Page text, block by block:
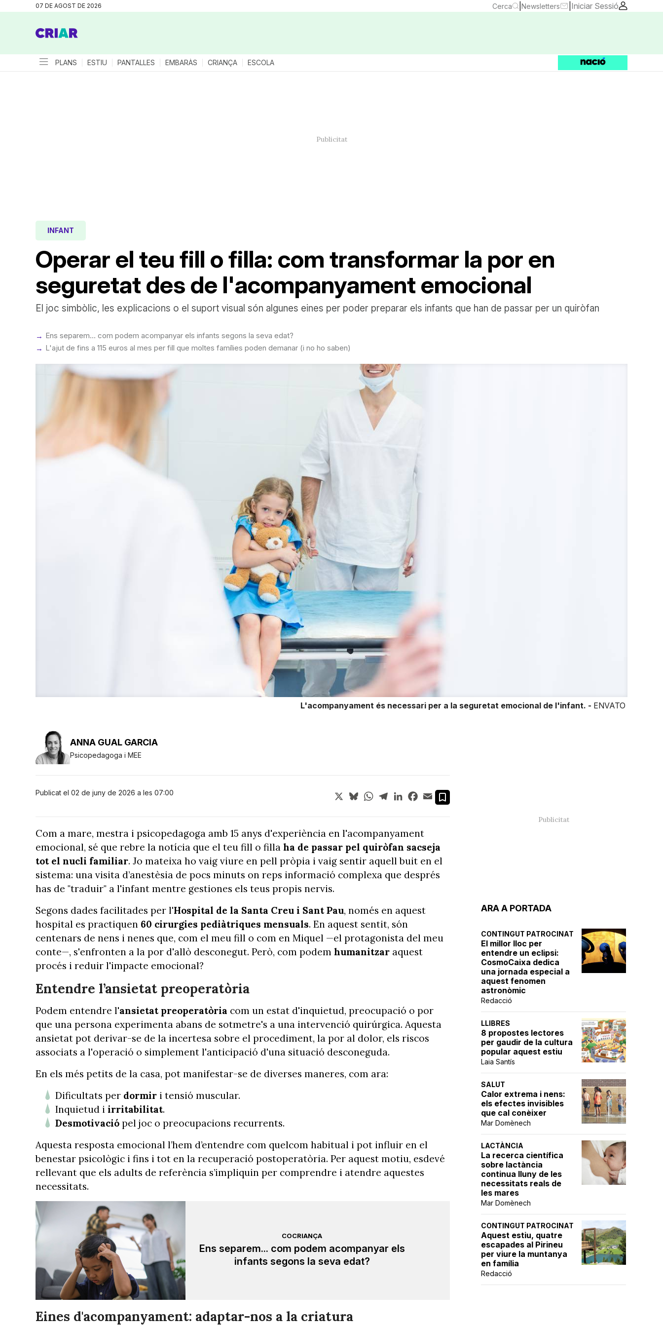
07 DE AGOST DE 2026 Cerca Newsletters Iniciar Sessió
PLANS ESTIU PANTALLES EMBARÀS CRIANÇA ESCOLA
Operar el teu fill o filla: com transformar la por en
seguretat des de l'acompanyament emocional
INFANT
El joc simbòlic, les explicacions o el suport visual són algunes eines per poder preparar els infants que han de passar per un quiròfan
Ens separem... com podem acompanyar els infants segons la seva edat?
L'ajut de fins a 115 euros al mes per fill que moltes famílies poden demanar (i no ho saben)
L'acompanyament és necessari per a la seguretat emocional de l'infant. - ENVATO
ARA A PORTADA
CONTINGUT PATROCINAT
El millor lloc per
entendre un eclipsi:
CosmoCaixa dedica
una jornada especial a
aquest fenomen
astronòmic
Redacció
LLIBRES
8 propostes lectores
per gaudir de la cultura
popular aquest estiu
Laia Santís
SALUT
Calor extrema i nens:
els efectes invisibles
que cal conèixer
Mar Domènech
LACTÀNCIA
La recerca científica
sobre lactància
continua lluny de les
necessitats reals de
les mares
Mar Domènech
CONTINGUT PATROCINAT
Aquest estiu, quatre
escapades al Pirineu
per viure la muntanya
en família
Redacció
ANNA GUAL GARCIA
Psicopedagoga i MEE
Publicat el 02 de juny de 2026 a les 07:00 X BlueskyWhatsApp
TelegramLinkedInFacebook
Email
Com a mare, mestra i psicopedagoga amb 15 anys d'experiència en l'acompanyament
emocional, sé que rebre la notícia que el teu fill o filla ha de passar pel quiròfan sacseja
tot el nucli familiar. Jo mateixa ho vaig viure en pell pròpia i vaig sentir aquell buit en el
sistema: una visita d’anestèsia de pocs minuts on reps informació complexa que després
has de "traduir" a l'infant mentre gestiones els teus propis nervis.
Segons dades facilitades per l'Hospital de la Santa Creu i Sant Pau, només en aquest
hospital es practiquen 60 cirurgies pediàtriques mensuals. En aquest sentit, són
centenars de nens i nenes que, com el meu fill o com en Miquel —el protagonista del meu
conte—, s'enfronten a la por d'allò desconegut. Però, com podem humanitzar aquest
procés i reduir l'impacte emocional?
Entendre l’ansietat preoperatòria
Podem entendre l'ansietat preoperatòria com un estat d'inquietud, preocupació o por
que una persona experimenta abans de sotmetre's a una intervenció quirúrgica. Aquesta
ansietat pot derivar-se de la incertesa sobre el procediment, la por al dolor, els riscos
associats a l'operació o simplement l'anticipació d'una situació desconeguda.
En els més petits de la casa, pot manifestar-se de diverses maneres, com ara:
Dificultats per dormir i tensió muscular.
Inquietud i irritabilitat.
Desmotivació pel joc o preocupacions recurrents.
Aquesta resposta emocional l’hem d’entendre com quelcom habitual i pot influir en el
benestar psicològic i fins i tot en la recuperació postoperatòria. Per aquest motiu, esdevé
rellevant que els adults de referència s’impliquin per comprendre i atendre aquestes
necessitats.
COCRIANÇA
Ens separem... com podem acompanyar els
infants segons la seva edat?
Eines d'acompanyament: adaptar-nos a la criatura